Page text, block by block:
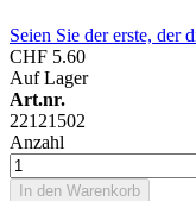
Seien Sie der erste, der
CHF 5.60
Auf Lager
Art.nr.
22121502
Anzahl
In den Warenkorb